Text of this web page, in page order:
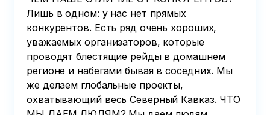
Лишь в одном: у нас нет прямых
конкурентов. Есть ряд очень хороших,
уважаемых организаторов, которые
проводят блестящие рейды в домашнем
регионе и набегами бывая в соседних. Мы
же делаем глобальные проекты,
охватывающий весь Северный Кавказ. ЧТО